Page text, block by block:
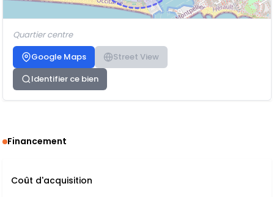
Quartier centre
Google Maps
Street View
Identifier ce bien
Financement
Coût d'acquisition